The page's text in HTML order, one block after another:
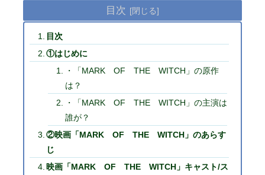
目次
目次
①はじめに
・「MARK OF THE WITCH」の原作
は？
・「MARK OF THE WITCH」の主演は
誰が？
②映画「MARK OF THE WITCH」のあらす
じ
映画「MARK OF THE WITCH」キャスト/ス